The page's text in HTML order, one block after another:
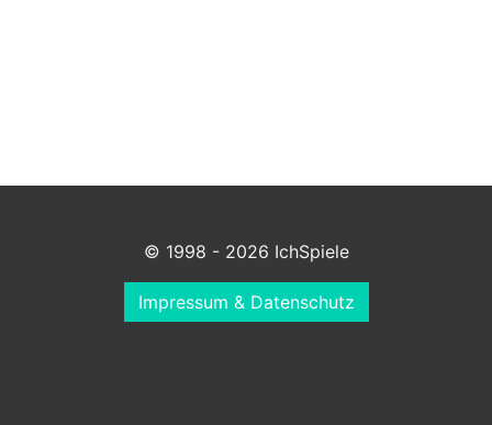
© 1998 - 2026 IchSpiele
Impressum & Datenschutz